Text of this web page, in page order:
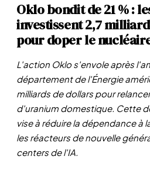
Oklo bondit de 21 % :
investissent 2,7
pour doper le
L'action Oklo s'envole après
département de l'Énergie
milliards de dollars pour
d'uranium domestique. Cette
vise à réduire la dépendance à
les réacteurs de nouvelle
centers de l'IA.